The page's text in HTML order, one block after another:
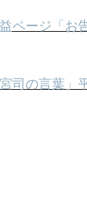
ページ「お
司の言葉」